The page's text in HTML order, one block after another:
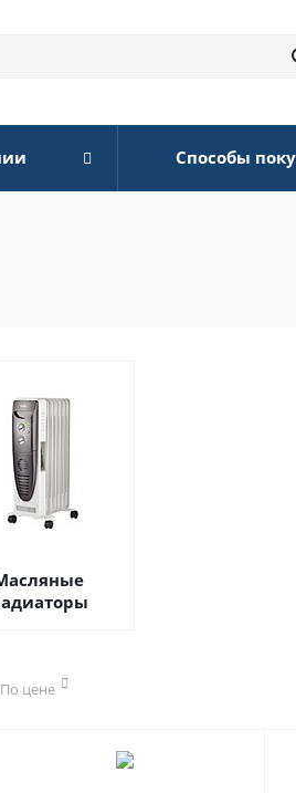
Способы
По цене